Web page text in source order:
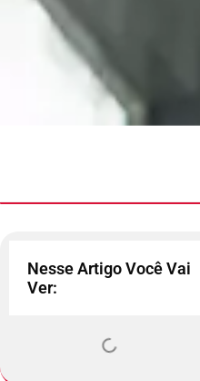
Nesse Artigo Você Vai
Ver: